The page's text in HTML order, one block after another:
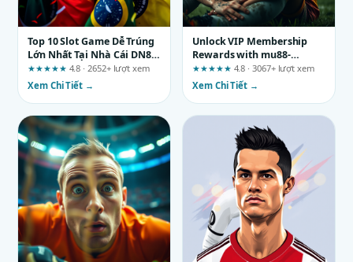
Top 10 Slot Game Dễ Trúng
Lớn Nhất Tại Nhà Cái DN88
2026: Đừng Tin Quảng Cáo,
Hãy Tự Kiểm Chứng
★★★★★ 4.8 · 2652+ lượt xem
Xem Chi Tiết →
Unlock VIP Membership
Rewards with mu88-
km.com: A Balanced
Review
★★★★★ 4.8 · 3067+ lượt xem
Xem Chi Tiết →